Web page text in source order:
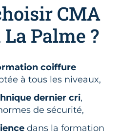
CMA
Palme ?
coiffure
à tous les niveaux,
dernier cri,
de sécurité,
dans la formation